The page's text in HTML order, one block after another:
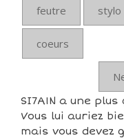
feutre stylo
coeurs
SI7A1N a une
Vous lui auriez
mais vous devez